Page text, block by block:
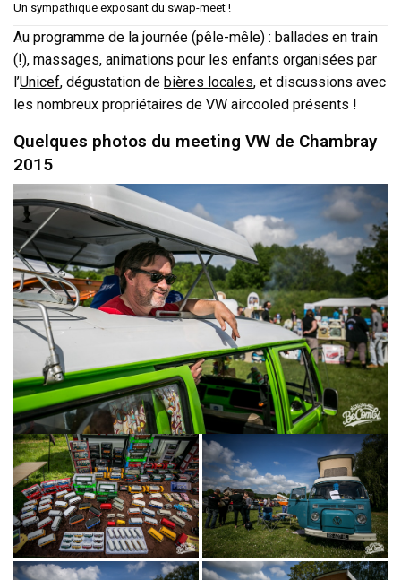
Un sympathique exposant du swap-meet !
Au programme de la journée (pêle-mêle) : ballades en train
(!), massages, animations pour les enfants organisées par
l’Unicef, dégustation debières locales, et discussions avec
les nombreux propriétaires de VW aircooled présents !
Quelques photos du meeting VW de Chambray
2015